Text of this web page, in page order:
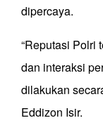
dipercaya.
“Reputasi Polri
dan interaksi
dilakukan
Eddizon Isir.